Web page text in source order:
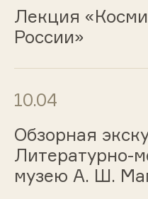
Лекция
России»
10.04
Обзорная
Литературно-
музею А. Ш.